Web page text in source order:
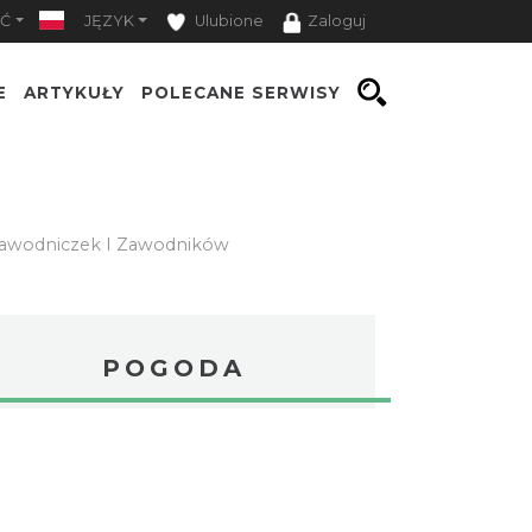
JĘZYK Ulubione Zaloguj
ARTYKUŁY POLECANE SERWISY
I Zawodników
POGODA